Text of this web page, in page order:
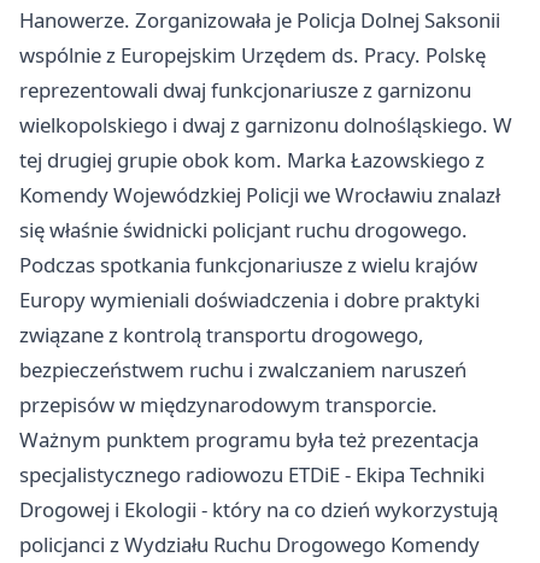
Hanowerze. Zorganizowała je Policja Dolnej Saksonii
wspólnie z Europejskim Urzędem ds. Pracy. Polskę
reprezentowali dwaj funkcjonariusze z garnizonu
wielkopolskiego i dwaj z garnizonu dolnośląskiego. W
tej drugiej grupie obok kom. Marka Łazowskiego z
Komendy Wojewódzkiej Policji weWrocławiu znalazł
się właśnie świdnicki policjant ruchu drogowego.
Podczas spotkania funkcjonariusze z wielu krajów
Europy wymieniali doświadczenia i dobre praktyki
związane z kontrolą transportu drogowego,
bezpieczeństwem ruchu i zwalczaniem naruszeń
przepisów w międzynarodowym transporcie.
Ważnym punktem programu była też prezentacja
specjalistycznego radiowozu ETDiE - Ekipa Techniki
Drogowej i Ekologii - który na co dzień wykorzystują
policjanci z Wydziału Ruchu Drogowego Komendy